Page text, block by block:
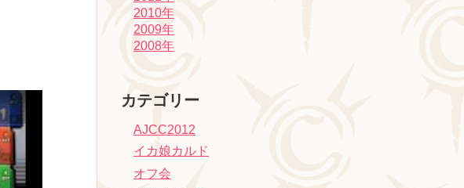
2010年
2009年
2008年
カテゴリー
AJCC2012
イカ娘カルド
オフ会